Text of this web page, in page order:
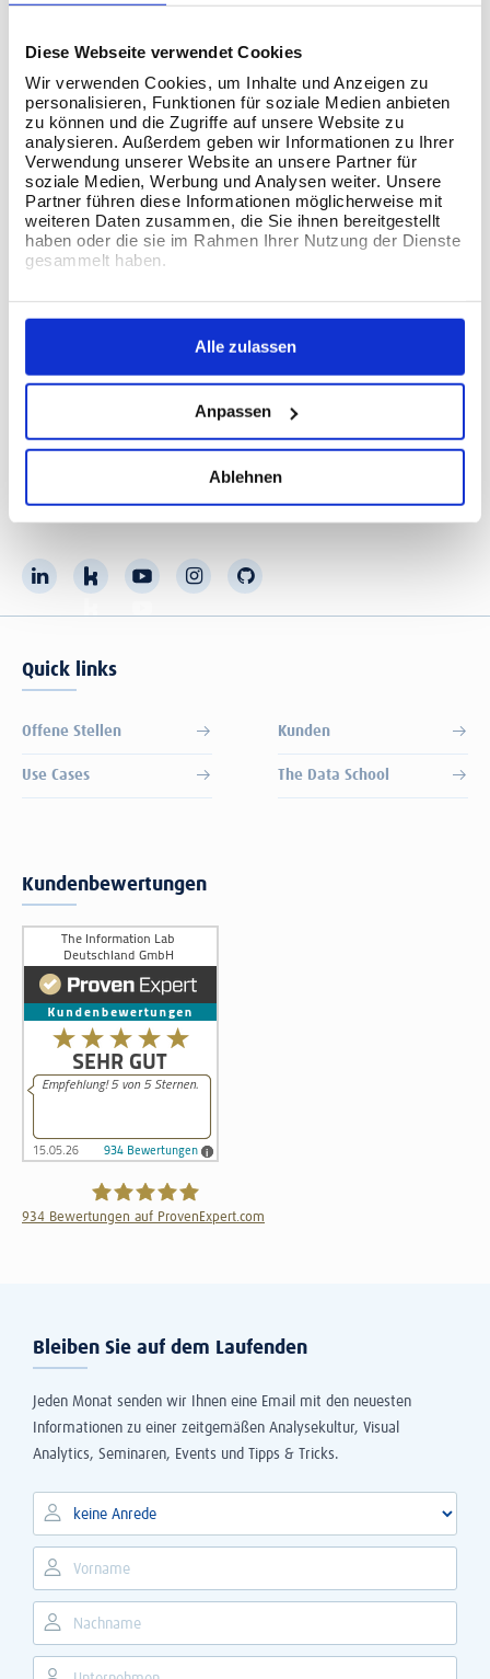
Diese Webseite verwendet Cookies
Wir verwenden Cookies, um Inhalte und Anzeigen zu
personalisieren, Funktionen für soziale Medien anbieten
zu können und die Zugriffe auf unsere Website zu
analysieren. Außerdem geben wir Informationen zu Ihrer
Verwendung unserer Website an unsere Partner für
soziale Medien, Werbung und Analysen weiter. Unsere
Partner führen diese Informationen möglicherweise mit
weiteren Daten zusammen, die Sie ihnen bereitgestellt
haben oder die sie im Rahmen Ihrer Nutzung der Dienste
gesammelt haben.
Alle zulassen
Anpassen
Ablehnen
Geschäftsbedingungen.
Kontaktieren Sie uns
The Information Lab Deutschland
20355 Hamburg
T:
Connect with us
Quick links
Offene Stellen Kunden
Use Cases The Data School
Kundenbewertungen
934 Bewertungen auf ProvenExpert.com
Bleiben Sie auf dem Laufenden
Jeden Monat senden wir Ihnen eine Email mit den neuesten
Informationen zu einer zeitgemäßen Analysekultur, Visual
Analytics, Seminaren, Events und Tipps & Tricks.